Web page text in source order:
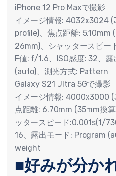
iPhone 12 Pro Maxで撮影
イメージ情報: 4032x3024
profile)、焦点距離: 5.10mm
26mm)、シャッタースピー
F値: f/1.6、ISO感度: 32、
(auto)、測光方式: Pattern
Galaxy S21 Ultra 5Gで撮影
イメージ情報: 4000x3000
点距離: 6.70mm (35mm換
ッタースピード:0.001s(1/
16、露出モード: Program
weight
■好みが分か